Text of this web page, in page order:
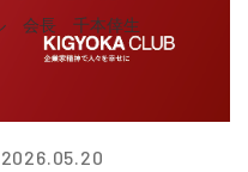
2026.05.20